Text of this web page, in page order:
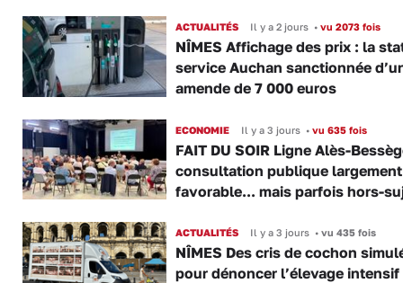
ACTUALITÉS Il y a 2 jours •vu 2073 fois
NÎMES Affichage des prix : la
service Auchan sanctionnée
amende de 7 000 euros
ECONOMIE Il y a 3 jours •vu 635 fois
FAIT DU SOIR Ligne Alès-
consultation publique largement
favorable... mais parfois hors-
ACTUALITÉS Il y a 3 jours •vu 435 fois
NÎMES Des cris de cochon
pour dénoncer l’élevage intensif